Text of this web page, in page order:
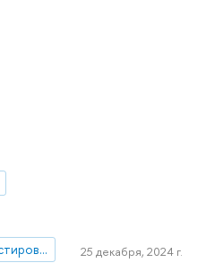
Проект «Платформа соинвестирования ключевых компетенций»
25 декабря, 2024 г.